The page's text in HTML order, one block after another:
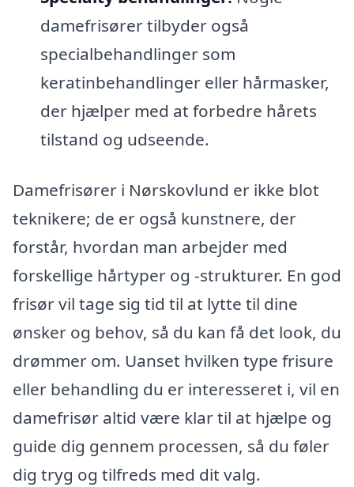
damefrisører tilbyder også
specialbehandlinger som
keratinbehandlinger eller hårmasker,
der hjælper med at forbedre hårets
tilstand og udseende.
Damefrisører i Nørskovlund er ikke blot
teknikere; de er også kunstnere, der
forstår, hvordan man arbejder med
forskellige hårtyper og -strukturer. En god
frisør vil tage sig tid til at lytte til dine
ønsker og behov, så du kan få det look, du
drømmer om. Uanset hvilken type frisure
eller behandling du er interesseret i, vil en
damefrisør altid være klar til at hjælpe og
guide dig gennem processen, så du føler
dig tryg og tilfreds med dit valg.